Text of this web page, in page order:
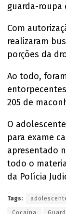
guarda-roupa
Com
realizaram
porções da
Ao todo,
205 de
O
para exame
apresentado
todo o
da Polícia
Tags:
Cocaína